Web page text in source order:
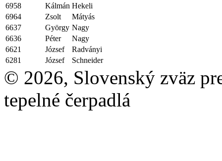
6958
Kálmán Hekeli
6964
Zsolt
Mátyás
6637
György Nagy
6636
Péter
Nagy
6621
József
Radványi
6281
József Schneider
© 2026, Slovenský zväz
tepelné čerpadlá